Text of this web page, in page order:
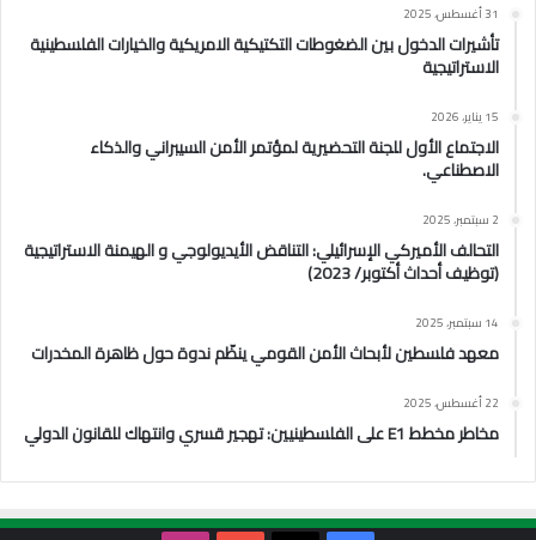
31 أغسطس، 2025
تأشيرات الدخول بين الضغوطات التكتيكية الامريكية والخيارات الفلسطينية
الاستراتيجية
15 يناير، 2026
الاجتماع الأول للجنة التحضيرية لمؤتمر الأمن السيبراني والذكاء
الاصطناعي.
2 سبتمبر، 2025
التحالف الأميركي الإسرائيلي: التناقض الأيديولوجي و الهيمنة الاستراتيجية
(توظيف أحداث أكتوبر/ 2023)
14 سبتمبر، 2025
معهد فلسطين لأبحاث الأمن القومي ينظّم ندوة حول ظاهرة المخدرات
22 أغسطس، 2025
مخاطر مخطط E1 على الفلسطينيين: تهجير قسري وانتهاك للقانون الدولي